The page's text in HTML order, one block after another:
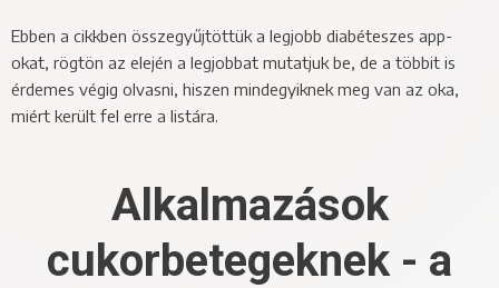
Ebben a cikkben összegyűjtöttük a legjobb diabéteszes app-
okat, rögtön az elején a legjobbat mutatjuk be, de a többit is
érdemes végig olvasni, hiszen mindegyiknek meg van az oka,
miért került fel erre a listára.
Alkalmazások
cukorbetegeknek - a